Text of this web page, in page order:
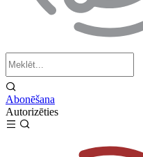
Abonēšana
Autorizēties